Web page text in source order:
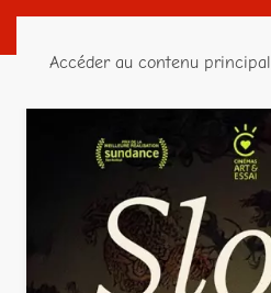
Accéder au contenu principal